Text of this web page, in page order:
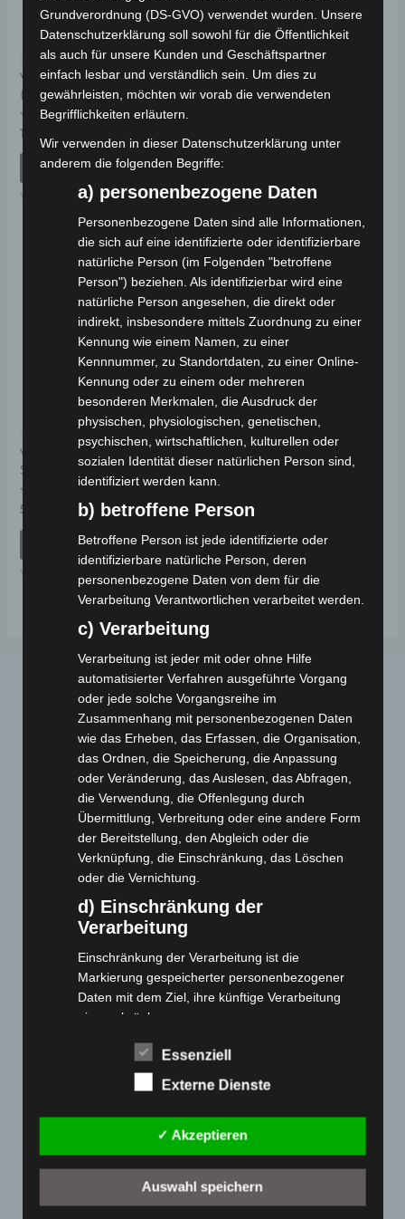
Kostenloser Versand
VM4 STÜTZRAD
(Ø6,5MM-Ø72MM)
Bewertet
mit
0
19,00
IN DEN WARENKORB
VM4
Kostenloser Versand
VM4 VORDERGABEL
0
von
5
IN DEN WARENKORB
Kostenloser Versand
VM4 HINTERER
SCHWINGARM
Bewertet
0
59,00
IN DEN WARENKORB
VM4
Webseite
Cashback-Aktion
Händler werden
Home
Gemeinsam spenden
Kontakt
Reklamation einreichen
Produktpalette
Elektro-Klappräder
Elektro-Lastendreiräder
Grundverordnung (DS-GVO) verwendet wurden. Unsere
Datenschutzerklärung soll sowohl für die Öffentlichkeit
als auch für unsere Kunden und Geschäftspartner
einfach lesbar und verständlich sein. Um dies zu
gewährleisten, möchten wir vorab die verwendeten
Begrifflichkeiten erläutern.
Wir verwenden in dieser Datenschutzerklärung unter
anderem die folgenden Begriffe:
a) personenbezogene Daten
Personenbezogene Daten sind alle Informationen,
die sich auf eine identifizierte oder identifizierbare
natürliche Person (im Folgenden "betroffene
Person") beziehen. Als identifizierbar wird eine
natürliche Person angesehen, die direkt oder
indirekt, insbesondere mittels Zuordnung zu einer
Kennung wie einem Namen, zu einer
Kennnummer, zu Standortdaten, zu einer Online-
Kennung oder zu einem oder mehreren
besonderen Merkmalen, die Ausdruck der
physischen, physiologischen, genetischen,
psychischen, wirtschaftlichen, kulturellen oder
sozialen Identität dieser natürlichen Person sind,
identifiziert werden kann.
b) betroffene Person
Betroffene Person ist jede identifizierte oder
identifizierbare natürliche Person, deren
personenbezogene Daten von dem für die
Verarbeitung Verantwortlichen verarbeitet werden.
c) Verarbeitung
Verarbeitung ist jeder mit oder ohne Hilfe
automatisierter Verfahren ausgeführte Vorgang
oder jede solche Vorgangsreihe im
Zusammenhang mit personenbezogenen Daten
wie das Erheben, das Erfassen, die Organisation,
das Ordnen, die Speicherung, die Anpassung
oder Veränderung, das Auslesen, das Abfragen,
die Verwendung, die Offenlegung durch
Übermittlung, Verbreitung oder eine andere Form
der Bereitstellung, den Abgleich oder die
Verknüpfung, die Einschränkung, das Löschen
oder die Vernichtung.
d) Einschränkung der
Verarbeitung
Einschränkung der Verarbeitung ist die
Markierung gespeicherter personenbezogener
Daten mit dem Ziel, ihre künftige Verarbeitung
einzuschränken.
e) Profiling
Profiling ist jede Art der automatisierten
Verarbeitung personenbezogener Daten, die darin
besteht, dass diese personenbezogenen Daten
verwendet werden, um bestimmte persönliche
Aspekte, die sich auf eine natürliche Person
Aspekte bezüglich Arbeitsleistung, wirtschaftlicher
Essenziell
Externe Dienste
✓ Akzeptieren
Auswahl speichern